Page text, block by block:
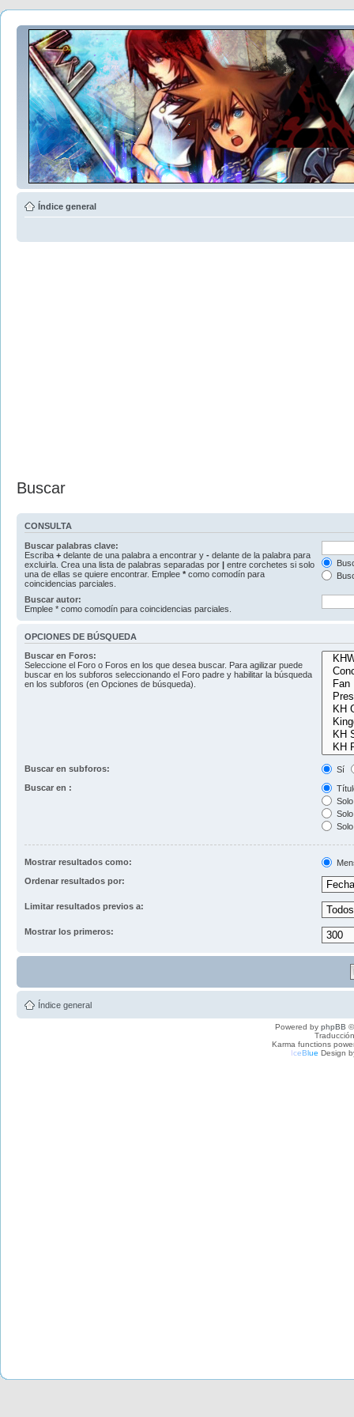
Índice general
Buscar
CONSULTA
Buscar palabras clave:
Escriba + delante de una palabra a encontrar y - delante de la palabra para
excluirla. Crea una lista de palabras separadas por | entre corchetes si solo
una de ellas se quiere encontrar. Emplee * como comodín para
coincidencias parciales.
Buscar autor:
Emplee * como comodín para coincidencias parciales.
OPCIONES DE BÚSQUEDA
Buscar en Foros:
Seleccione el Foro o Foros en los que desea buscar. Para agilizar puede
buscar en los subforos seleccionando el Foro padre y habilitar la búsqueda
en los subforos (en Opciones de búsqueda).
Buscar en subforos:
Sí
Buscar en :
Mostrar resultados como:
Ordenar resultados por:
Limitar resultados previos a:
Mostrar los primeros:
Índice general
Powered by phpBB
Karma functions
IceBlue Design